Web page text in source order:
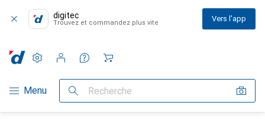
digitec
Trouvez et commandez plus vite Vers l'app
Navigation par catégorie
Menu Recherche
Paramètres
Compte client
Listes de comparaison
Listes d'envies
Panier